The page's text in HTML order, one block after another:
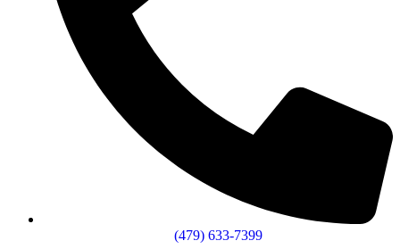
(479) 633-7399